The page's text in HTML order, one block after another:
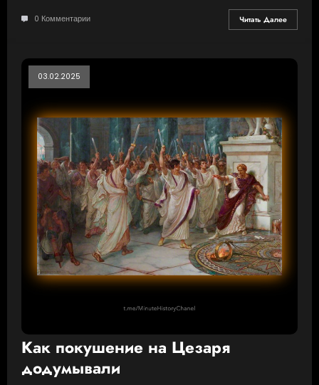
0 Комментарии Читать Далее
03.02.2025
Как покушение на Цезаря
додумывали